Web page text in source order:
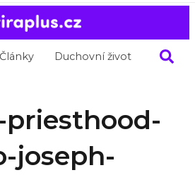
Články Duchovní život O nás
priesthood-
joseph-